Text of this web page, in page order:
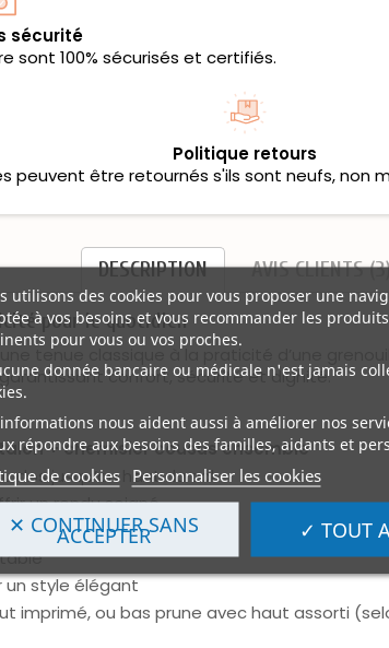
sécurité
sont 100% sécurisés et certifiés.
Politique retours
peuvent être retournés s'ils sont neufs, non
DESCRIPTION AVIS CLIENTS
pour le quotidien
tenue classique à la praticité d’une
confort, sécurité et dignité.
+ chemisier cousus ensemble
dos jusqu’au haut du col
un rendu soigné
poches poitrine
style élégant
imprimé, ou bas prune avec haut assorti
utilisons des cookies pour vous proposer une
à vos besoins et vous recommander les
pour vous ou vos proches.
donnée bancaire ou médicale n'est jamais
informations nous aident aussi à améliorer nos
répondre aux besoins des familles, aidants et
de cookies Personnaliser les cookies
✕ CONTINUER SANS
ACCEPTER ✓ TOUT